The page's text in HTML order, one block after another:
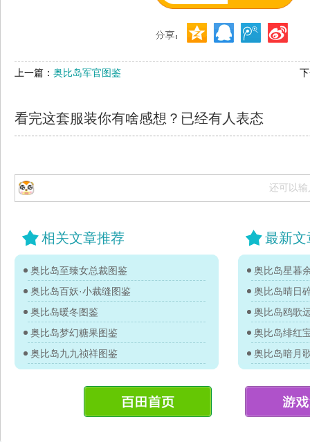
上一篇： 奥比岛军官图鉴
看完这套服装你有啥感想？已经有人表态
还可以输
相关文章推荐
奥比岛至臻女总裁图鉴
奥比岛百妖·小裁缝图鉴
奥比岛暖冬图鉴
奥比岛梦幻糖果图鉴
奥比岛九九祯祥图鉴
最新文
奥比岛星暮
奥比岛晴日
奥比岛鸥歌
奥比岛绯红
奥比岛暗月